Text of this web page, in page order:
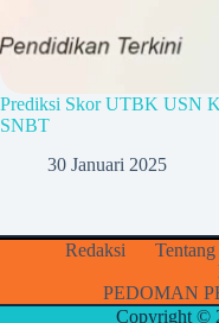
Prediksi Skor UTBK USN
SNBT
30 Januari 2025
Redaksi
PEDOMAN
Copyright ©